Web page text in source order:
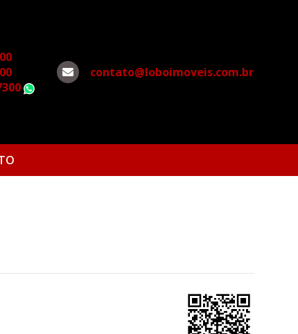
contato@loboimoveis.com.br